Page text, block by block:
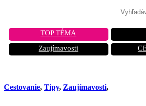
TOP TÉMA
Zaujímavosti
Cestovanie, Tipy, Zaujímavosti,